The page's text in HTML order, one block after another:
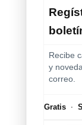
Recibe
y
correo.
Gratis ·